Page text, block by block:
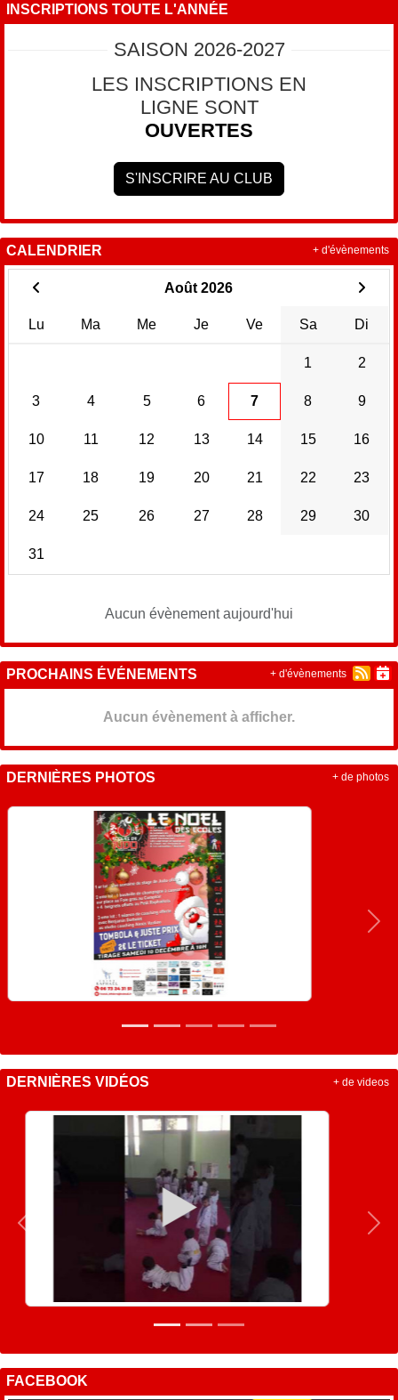
INSCRIPTIONS TOUTE L'ANNÉE
SAISON 2026-2027
LES INSCRIPTIONS EN
LIGNE SONT
OUVERTES
S'INSCRIRE AU CLUB
CALENDRIER
Août 2026
Lu Ma Me Je Ve Sa Di
1 2
3 4 5 6 7 8 9
10 11 12 13 14 15 16
17 18 19 20 21 22 23
24 25 26 27 28 29 30
31
Aucun évènement aujourd'hui
+ d'évènements
PROCHAINS ÉVÉNEMENTS
Aucun évènement à afficher.
+ d'évènements
DERNIÈRES PHOTOS + de photos
DERNIÈRES VIDÉOS
Précedent
+ de videos
FACEBOOK